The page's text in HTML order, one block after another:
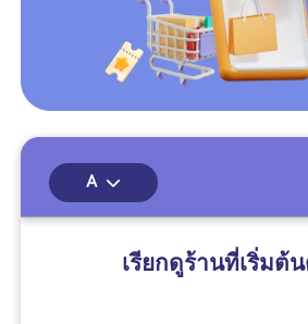
A
เรียกดูร้านที่เริ่มต้